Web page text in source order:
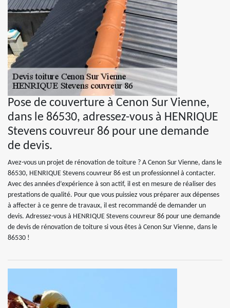
Pose de couverture à Cenon Sur Vienne,
dans le 86530, adressez-vous à HENRIQUE
Stevens couvreur 86 pour une demande
de devis.
Avez-vous un projet de rénovation de toiture ? A Cenon Sur Vienne, dans le
86530, HENRIQUE Stevens couvreur 86 est un professionnel à contacter.
Avec des années d’expérience à son actif, il est en mesure de réaliser des
prestations de qualité. Pour que vous puissiez vous préparer aux dépenses
à affecter à ce genre de travaux, il est recommandé de demander un
devis. Adressez-vous à HENRIQUE Stevens couvreur 86 pour une demande
de devis de rénovation de toiture si vous êtes à Cenon Sur Vienne, dans le
86530 !